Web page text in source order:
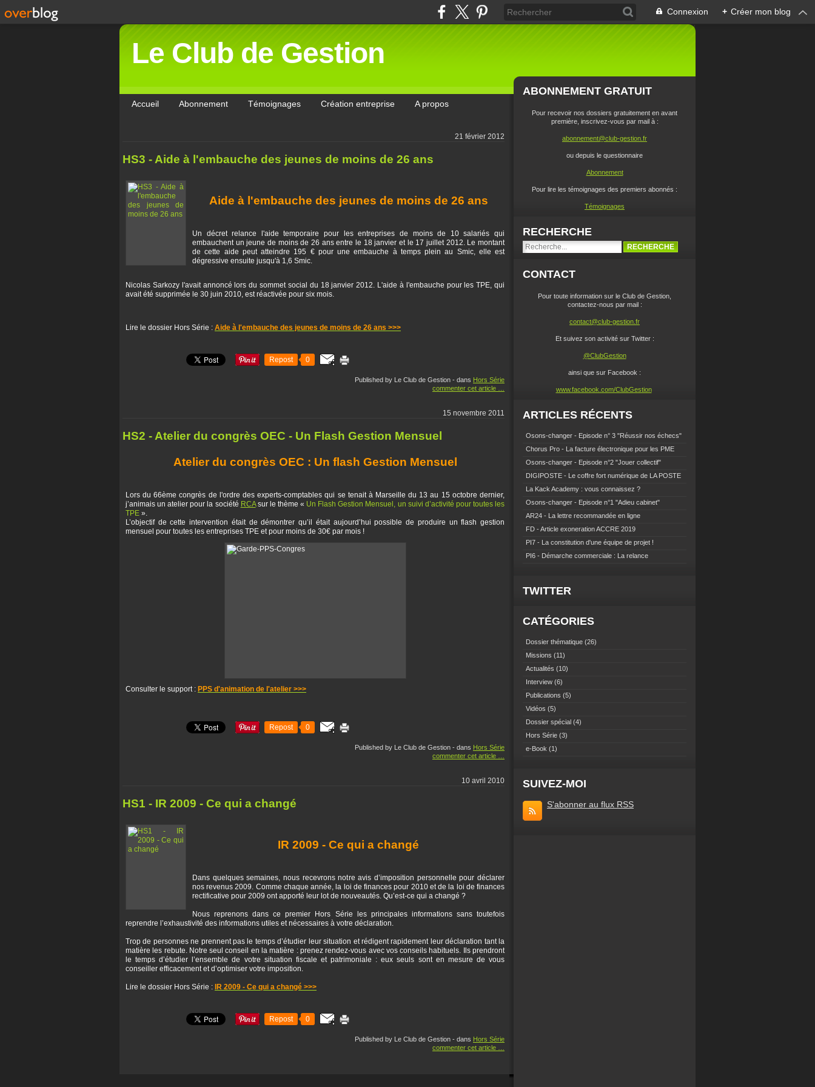
Connexion + Créer mon blog
Le Club de Gestion
Accueil Abonnement Témoignages Création entreprise A propos
21 février 2012
HS3 - Aide à l'embauche des jeunes de moins de 26 ans
Aide à l'embauche des jeunes de moins de 26 ans
Un décret relance l'aide temporaire pour les entreprises de moins de 10 salariés qui
embauchent un jeune de moins de 26 ans entre le 18 janvier et le 17 juillet 2012. Le montant
de cette aide peut atteindre 195 € pour une embauche à temps plein au Smic, elle est
dégressive ensuite jusqu'à 1,6 Smic.
Nicolas Sarkozy l'avait annoncé lors du sommet social du 18 janvier 2012. L'aide à l'embauche pour les TPE, qui
avait été supprimée le 30 juin 2010, est réactivée pour six mois.
Lire le dossier Hors Série : Aide à l'embauche des jeunes de moins de 26 ans >>>
Repost 0
Published by Le Club de Gestion - dans Hors Série
commenter cet article
15 novembre 2011
HS2 - Atelier du congrès OEC - Un Flash Gestion Mensuel
Atelier du congrès OEC : Un flash Gestion Mensuel
Lors du 66ème congrès de l'ordre des experts-comptables qui se tenait à Marseille du 13 au 15 octobre dernier,
j’animais un atelier pour la société RCAsur le thème « Un Flash Gestion Mensuel, un suivi d’activité pour toutes les
TPE ».
L’objectif de cette intervention était de démontrer qu’il était aujourd’hui possible de produire un flash gestion
mensuel pour toutes les entreprises TPE et pour moins de 30€ par mois !
Consulter le support : PPS d'animation de l'atelier >>>
Repost 0
Published by Le Club de Gestion - dans Hors Série
commenter cet article
10 avril 2010
HS1 - IR 2009 - Ce qui a changé
IR 2009 - Ce qui a changé
Dans quelques semaines, nous recevrons notre avis d’imposition personnelle pour déclarer
nos revenus 2009. Comme chaque année, la loi de finances pour 2010 et de la loi de finances
rectificative pour 2009 ont apporté leur lot de nouveautés. Qu’est-ce qui a changé ?
Nous reprenons dans ce premier Hors Série les principales informations sans toutefois
reprendre l’exhaustivité des informations utiles et nécessaires à votre déclaration.
Trop de personnes ne prennent pas le temps d’étudier leur situation et rédigent rapidement leur déclaration tant la
matière les rebute. Notre seul conseil en la matière : prenez rendez-vous avec vos conseils habituels. Ils prendront
le temps d’étudier l’ensemble de votre situation fiscale et patrimoniale : eux seuls sont en mesure de vous
conseiller efficacement et d’optimiser votre imposition.
Lire le dossier Hors Série : IR 2009 - Ce qui a changé >>>
Repost 0
Published by Le Club de Gestion - dans Hors Série
commenter cet article
ABONNEMENT GRATUIT
Pour recevoir nos dossiers gratuitement en avant
première, inscrivez-vous par mail à :
abonnement@club-gestion.fr
ou depuis le questionnaire
Abonnement
Pour lire les témoignages des premiers abonnés :
Témoignages
RECHERCHE
CONTACT
Pour toute information sur le Club de Gestion,
contactez-nous par mail :
contact@club-gestion.fr
Et suivez son activité sur Twitter :
@ClubGestion
ainsi que sur Facebook :
www.facebook.com/ClubGestion
ARTICLES RÉCENTS
Osons-changer - Episode n° 3 "Réussir nos échecs"
Chorus Pro - La facture électronique pour les PME
Osons-changer - Episode n°2 "Jouer collectif"
DIGIPOSTE - Le coffre fort numérique de LA POSTE
La Kack Academy : vous connaissez ?
Osons-changer - Episode n°1 "Adieu cabinet"
AR24 - La lettre recommandée en ligne
FD - Article exoneration ACCRE 2019
PI7 - La constitution d'une équipe de projet !
PI6 - Démarche commerciale : La relance
TWITTER
CATÉGORIES
Dossier thématique (26)
Missions (11)
Actualités (10)
Interview (6)
Publications (5)
Vidéos (5)
Dossier spécial (4)
Hors Série (3)
e-Book (1)
SUIVEZ-MOI
S'abonner au flux RSS